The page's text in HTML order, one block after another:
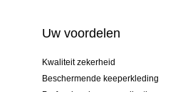
Uw voordelen
Kwaliteit zekerheid
Beschermende keeperkleding